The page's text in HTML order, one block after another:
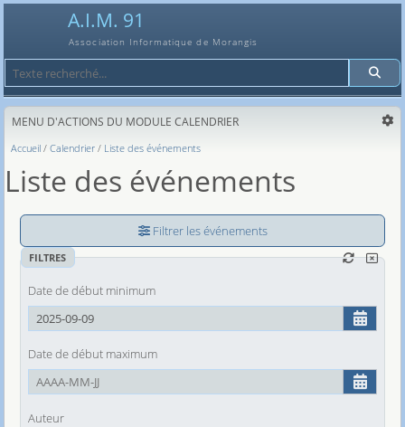
A.I.M. 91
Association Informatique de Morangis
Recherche
MENU D'ACTIONS DU MODULE CALENDRIER
Accueil Calendrier Liste des événements
Liste des événements
Filtrer les événements
FILTRES
Date de début minimum
Date de début maximum
Auteur